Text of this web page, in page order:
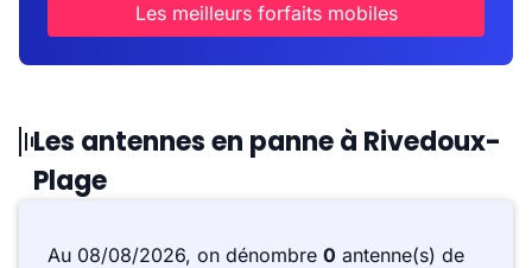
Les meilleurs forfaits mobiles
Les antennes en panne à Rivedoux-
Plage
Au 08/08/2026, on dénombre 0 antenne(s) de